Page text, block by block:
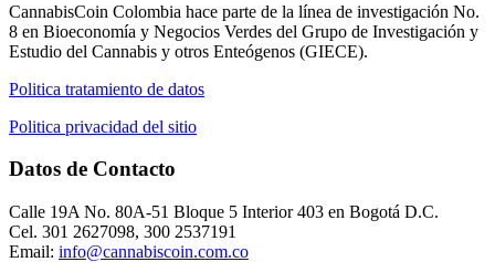
CannabisCoin Colombia hace parte de la línea de investigación No.
8 en Bioeconomía y Negocios Verdes del Grupo de Investigación y
Estudio del Cannabis y otros Enteógenos (GIECE).
Politica tratamiento de datos
Politica privacidad del sitio
Datos de Contacto
Calle 19A No. 80A-51 Bloque 5 Interior 403 en Bogotá D.C.
Cel. 301 2627098, 300 2537191
Email: info@cannabiscoin.com.co